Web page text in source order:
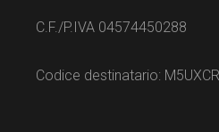
C.F./P.IVA 04574450288
Codice destinatario: